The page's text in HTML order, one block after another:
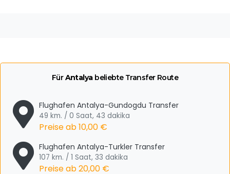
FürAntalyabeliebte Transfer Route
Flughafen Antalya-Gundogdu Transfer
49 km. / 0 Saat, 43 dakika
Preise ab10,00 €
Flughafen Antalya-Turkler Transfer
107 km. / 1 Saat, 33 dakika
Preise ab20,00 €